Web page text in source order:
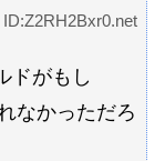
ドがもし
なかっただろ